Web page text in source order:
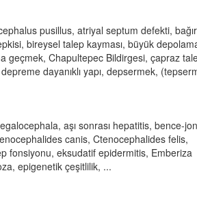
pusillus, atriyal septum defekti,
bireysel talep kayması, büyük
geçmek, Chapultepec Bildirgesi, çapraz
dayanıklı yapı, depsermek,
aşı sonrası hepatitis, bence-
canis, Ctenocephalides felis,
fonsiyonu, eksudatif epidermitis, Emberiza
epigenetik çeşitlilik, ...